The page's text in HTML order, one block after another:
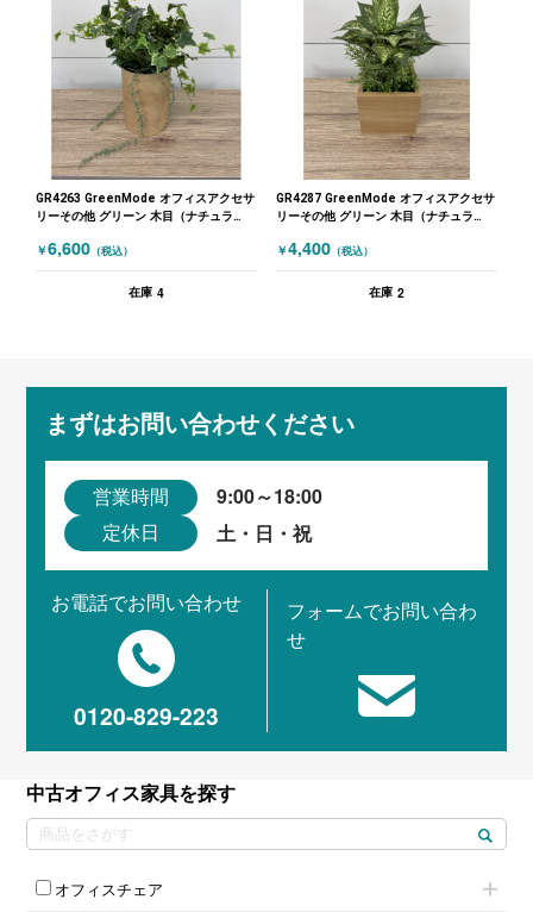
GR4263 GreenMode オフィスアクセサ
リーその他 グリーン 木目（ナチュラ
￥6,600 （税込）
在庫 4
GR4287 GreenMode オフィスアクセサ
リーその他 グリーン 木目（ナチュラ
￥4,400 （税込）
在庫 2
まずはお問い合わせください
営業時間 9:00～18:00
定休日 土・日・祝
お電話でお問い合わせ
0120-829-223
フォームでお問い合わ
せ
中古オフィス家具を探す
オフィスチェア